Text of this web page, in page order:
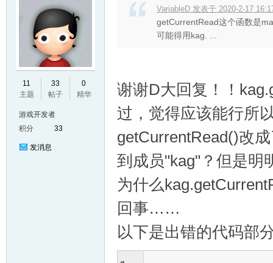
11
主题
33
帖子
0
精华
游戏开发者
积分
33
发消息
VariableD 发表于 2020-2-17
getCurrentRead这个函数是
可能得用kag. ...
谢谢D大回复！！
过，觉得应该能行所
getCurrentRead()改
到成员"kag"？但是明
为什么
回事……
以下是出错的代码部